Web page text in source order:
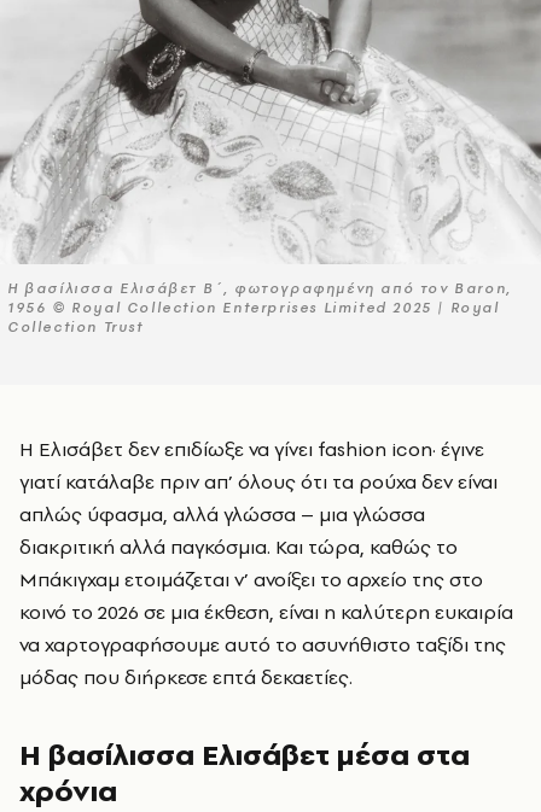
Η βασίλισσα Ελισάβετ Β΄, φωτογραφημένη από τον Baron,
1956 © Royal Collection Enterprises Limited 2025 | Royal
Collection Trust
Η Ελισάβετ δεν επιδίωξε να γίνει fashion icon· έγινε
γιατί κατάλαβε πριν απ’ όλους ότι τα ρούχα δεν είναι
απλώς ύφασμα, αλλά γλώσσα – μια γλώσσα
διακριτική αλλά παγκόσμια. Και τώρα, καθώς το
Μπάκιγχαμ ετοιμάζεται ν’ ανοίξει το αρχείο της στο
κοινό το 2026 σε μια έκθεση, είναι η καλύτερη ευκαιρία
να χαρτογραφήσουμε αυτό το ασυνήθιστο ταξίδι της
μόδας που διήρκεσε επτά δεκαετίες.
Η βασίλισσα Ελισάβετ μέσα στα
χρόνια